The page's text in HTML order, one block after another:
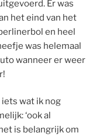
Er was
het eind van het
en heel
was helemaal
wanneer er weer
wat ik nog
‘ook al
is belangrijk om